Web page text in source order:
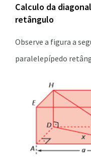
Calculo da
retângulo
Observe a figura a
paralelepípedo